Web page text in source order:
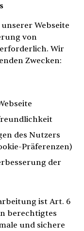
Webseite
von
Wir
Zwecken:
des Nutzers
Präferenzen)
der
ist Art. 6
berechtigtes
und sichere